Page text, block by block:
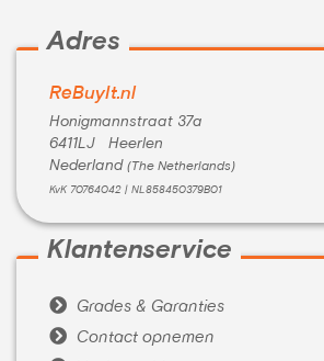
Adres
ReBuyIt.nl
Honigmannstraat 37a
6411LJ Heerlen
Nederland (The Netherlands)
KvK 70764042 | NL858450379B01
Klantenservice
 Grades & Garanties
 Contact opnemen